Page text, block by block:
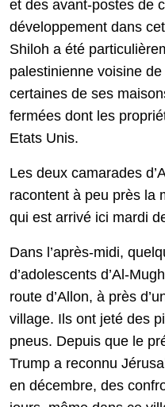
et des avant-postes de
développement dans
Shiloh a été
palestinienne voisine
certaines de ses
fermées dont les
Etats Unis.
Les deux camarades
racontent à peu près la
qui est arrivé ici mardi
Dans l’après-midi,
d’adolescents d’Al-
route d’Allon, à près
village. Ils ont jeté des
pneus. Depuis que le
Trump a reconnu
en décembre, des